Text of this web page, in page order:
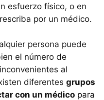
esfuerzo físico, o en
por un médico.
persona puede
el número de
al
diferentes grupos
con un médico para